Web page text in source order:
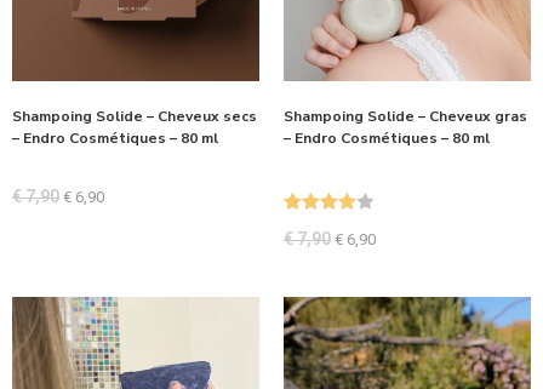
Shampoing Solide – Cheveux secs
– Endro Cosmétiques – 80 ml
€7,90 € 6,90
Shampoing Solide – Cheveux gras
– Endro Cosmétiques – 80 ml
€7,90 € 6,90